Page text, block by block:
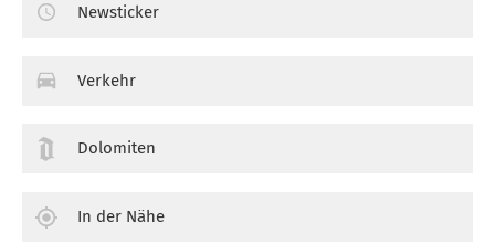
Newsticker
Verkehr
Dolomiten
In der Nähe